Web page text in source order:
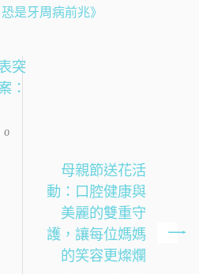
是牙周病前兆》
突
：
0
母親節送花活
動：口腔健康與
美麗的雙重守
護，讓每位媽媽
的笑容更燦爛